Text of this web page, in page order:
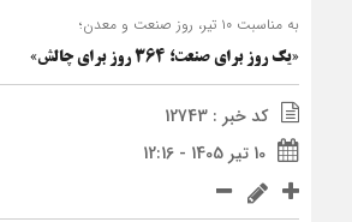
به مناسبت ۱۰ تیر، روز صنعت و معدن؛
«یک روز برای صنعت؛ ۳۶۴ روز برای چالش»
کد خبر : 12743
10 تیر 1405 - 12:16